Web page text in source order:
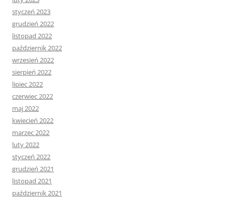
styczeń 2023
grudzień 2022
listopad 2022
październik 2022
wrzesień 2022
sierpień 2022
lipiec 2022
czerwiec 2022
maj 2022
kwiecień 2022
marzec 2022
luty 2022
styczeń 2022
grudzień 2021
listopad 2021
październik 2021